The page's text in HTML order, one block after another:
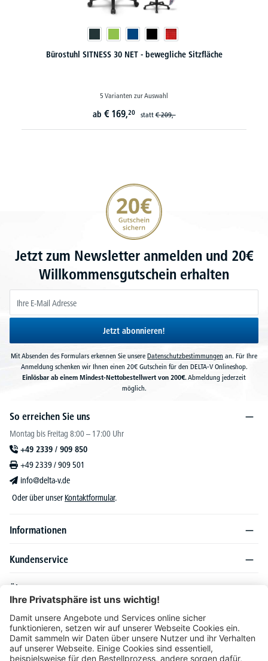
Bürostuhl SITNESS 30 NET - bewegliche Sitzfläche
5 Varianten zur Auswahl
ab € 169,20 statt€ 209,-
20€ Gutschein sichern
Jetzt zum Newsletter anmelden und 20€
Willkommensgutschein erhalten
Jetzt abonnieren!
Mit Absenden des Formulars erkennen Sie unsere Datenschutzbestimmungen an. Für Ihre
Anmeldung schenken wir Ihnen einen 20€ Gutschein für den DELTA-V Onlineshop.
Einlösbar ab einem Mindest-Nettobestellwert von 200€.Abmeldung jederzeit
möglich.
So erreichen Sie uns
Montag bis Freitag 8:00 – 17:00 Uhr
+49 2339 / 909 850
+49 2339 / 909 501
info@delta-v.de
Oder über unser Kontaktformular.
Informationen
Kundenservice
Über DELTA-V
Produktsortiment
Ratgeber